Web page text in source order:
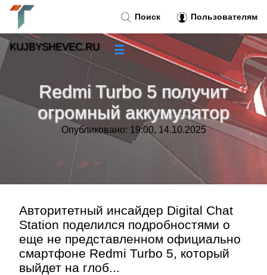
Redmi Turbo 5 получит
огромный аккумулятор
Опубликовано: 19:00, 14.10.2025
Авторитетный инсайдер Digital Chat
Station поделился подробностями о
еще не представленном официально
смартфоне Redmi Turbo 5, который
выйдет на глоб...
Поиск Пользователям
KUJBYSHEVEC.RU ☰
»
Тренды новостей
»
Контакт»